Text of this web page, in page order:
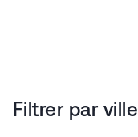
Filtrer par ville